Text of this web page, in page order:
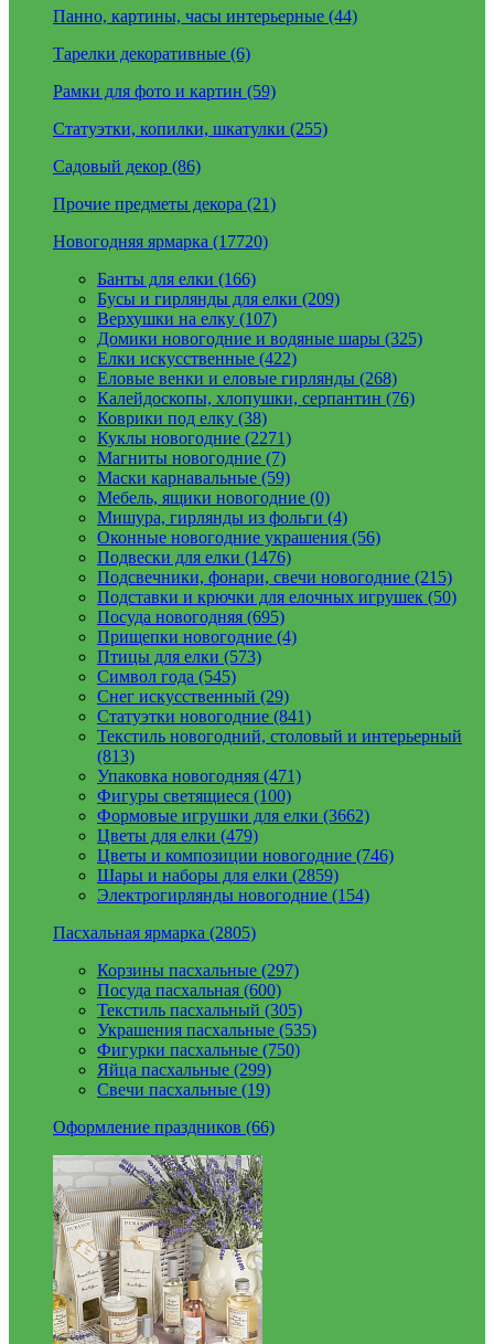
Панно, картины, часы интерьерные (44)
Тарелки декоративные (6)
Рамки для фото и картин (59)
Статуэтки, копилки, шкатулки (255)
Садовый декор (86)
Прочие предметы декора (21)
Новогодняя ярмарка (17720)
Банты для елки (166)
Бусы и гирлянды для елки (209)
Верхушки на елку (107)
Домики новогодние и водяные шары (325)
Елки искусственные (422)
Еловые венки и еловые гирлянды (268)
Калейдоскопы, хлопушки, серпантин (76)
Коврики под елку (38)
Куклы новогодние (2271)
Магниты новогодние (7)
Маски карнавальные (59)
Мебель, ящики новогодние (0)
Мишура, гирлянды из фольги (4)
Оконные новогодние украшения (56)
Подвески для елки (1476)
Подсвечники, фонари, свечи новогодние (215)
Подставки и крючки для елочных игрушек (50)
Посуда новогодняя (695)
Прищепки новогодние (4)
Птицы для елки (573)
Символ года (545)
Снег искусственный (29)
Статуэтки новогодние (841)
Текстиль новогодний, столовый и интерьерный
(813)
Упаковка новогодняя (471)
Фигуры светящиеся (100)
Формовые игрушки для елки (3662)
Цветы для елки (479)
Цветы и композиции новогодние (746)
Шары и наборы для елки (2859)
Электрогирлянды новогодние (154)
Пасхальная ярмарка (2805)
Корзины пасхальные (297)
Посуда пасхальная (600)
Текстиль пасхальный (305)
Украшения пасхальные (535)
Фигурки пасхальные (750)
Яйца пасхальные (299)
Свечи пасхальные (19)
Оформление праздников (66)